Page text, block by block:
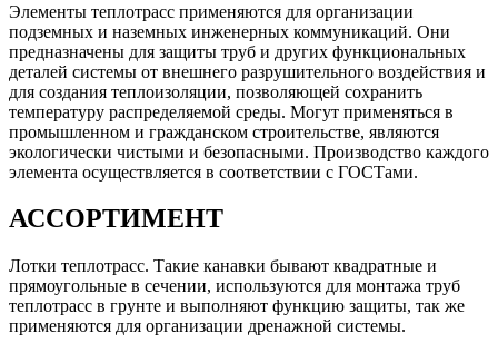
Элементы теплотрасс применяются для организации
подземных и наземных инженерных коммуникаций. Они
предназначены для защиты труб и других функциональных
деталей системы от внешнего разрушительного воздействия и
для создания теплоизоляции, позволяющей сохранить
температуру распределяемой среды. Могут применяться в
промышленном и гражданском строительстве, являются
экологически чистыми и безопасными. Производство каждого
элемента осуществляется в соответствии с ГОСТами.
АССОРТИМЕНТ
Лотки теплотрасс. Такие канавки бывают квадратные и
прямоугольные в сечении, используются для монтажа труб
теплотрасс в грунте и выполняют функцию защиты, так же
применяются для организации дренажной системы.